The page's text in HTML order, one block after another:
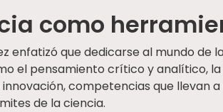
como
enfatizó que dedicarse al mundo de
el pensamiento crítico y analítico,
innovación, competencias que llevan
de la ciencia.